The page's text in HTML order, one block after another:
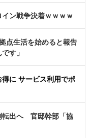
ン戦争決着ｗｗｗｗ
点生活を始めると報告
す」
得に サービス利用でポ
転出へ 官邸幹部「協